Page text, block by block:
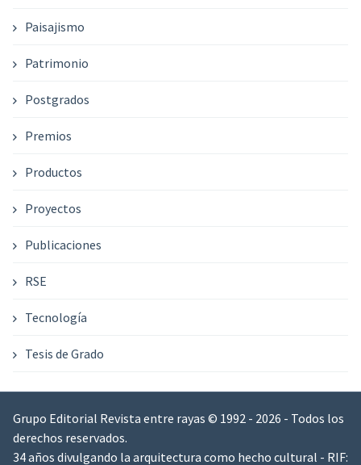
Paisajismo
Patrimonio
Postgrados
Premios
Productos
Proyectos
Publicaciones
RSE
Tecnología
Tesis de Grado
Grupo Editorial Revista entre rayas © 1992 - 2026 - Todos los
derechos reservados.
34 años divulgando la arquitectura como hecho cultural - RIF: